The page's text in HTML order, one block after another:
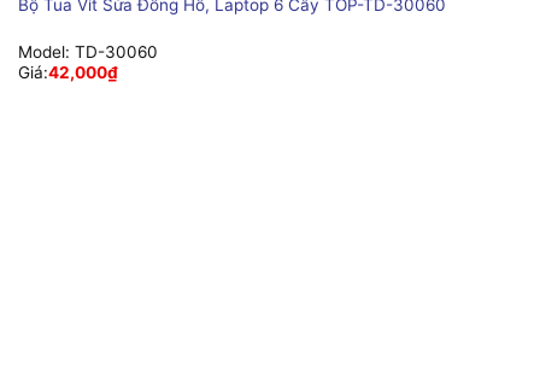
Bộ Tua Vít Sửa Đồng Hồ, Laptop 6 Cây TOP-TD-30060
Model: TD-30060
Giá:42,000₫